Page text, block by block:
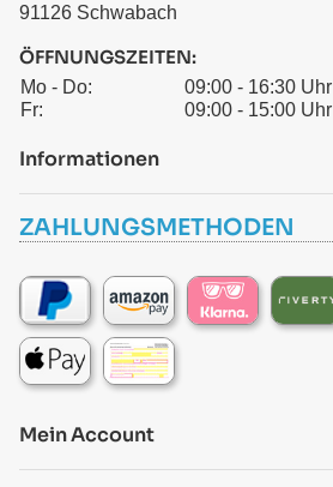
91126 Schwabach
ÖFFNUNGSZEITEN:
Mo - Do:
09:00 - 16:30 Uhr
Fr:
09:00 - 15:00 Uhr
Informationen
ZAHLUNGSMETHODEN
Mein Account